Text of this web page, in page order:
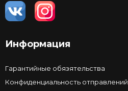
Информация
Гарантийные обязятельства
Конфиденциальность отправлений